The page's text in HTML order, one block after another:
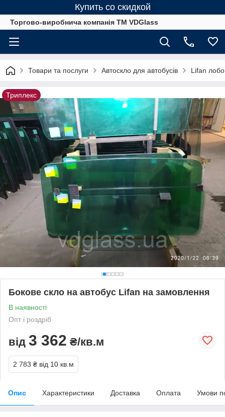
Купить со скидкой
Торгово-виробнича компанія ТМ VDGlass
Товари та послуги Автоскло для автобуcів Lifan
Триплекс
Бокове скло на автобус Lifan на замовлення
В наявності
Опт і роздріб
від 3 362 ₴/кв.м
2 783 ₴ від 10 кв.м
Опис Характеристики Доставка Оплата Умови